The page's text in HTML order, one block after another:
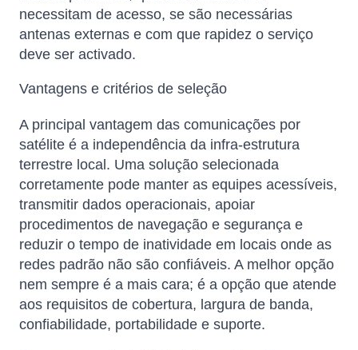
necessitam de acesso, se são necessárias
antenas externas e com que rapidez o serviço
deve ser activado.
Vantagens e critérios de seleção
A principal vantagem das comunicações por
satélite é a independência da infra-estrutura
terrestre local. Uma solução selecionada
corretamente pode manter as equipes acessíveis,
transmitir dados operacionais, apoiar
procedimentos de navegação e segurança e
reduzir o tempo de inatividade em locais onde as
redes padrão não são confiáveis. A melhor opção
nem sempre é a mais cara; é a opção que atende
aos requisitos de cobertura, largura de banda,
confiabilidade, portabilidade e suporte.